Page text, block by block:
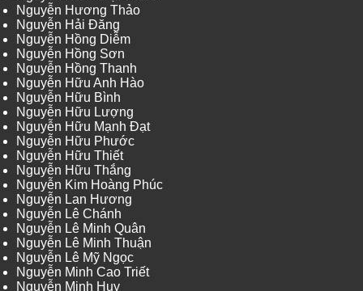
Nguyễn Hương Thảo
Nguyễn Hải Đăng
Nguyễn Hồng Diễm
Nguyễn Hồng Sơn
Nguyễn Hồng Thanh
Nguyễn Hữu Anh Hào
Nguyễn Hữu Bình
Nguyễn Hữu Lượng
Nguyễn Hữu Mạnh Đạt
Nguyễn Hữu Phước
Nguyễn Hữu Thiết
Nguyễn Hữu Thắng
Nguyễn Kim Hoàng Phúc
Nguyễn Lan Hương
Nguyễn Lê Chánh
Nguyễn Lê Minh Quân
Nguyễn Lê Minh Thuận
Nguyễn Lê Mỹ Ngọc
Nguyễn Minh Cao Triết
Nguyễn Minh Huy